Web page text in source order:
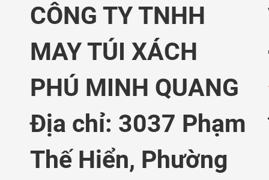
CÔNG TY TNHH
MAY TÚI XÁCH
PHÚ MINH QUANG
Địa chỉ: 3037 Phạm
Thế Hiển, Phường